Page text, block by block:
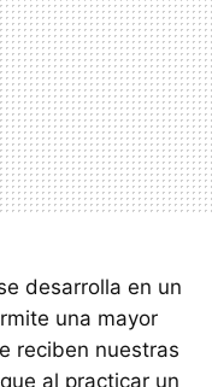
desarrolla en un
una mayor
reciben nuestras
al practicar un